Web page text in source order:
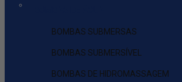
BOMBAS SUBMERSAS
BOMBAS SUBMERSÍVEL
BOMBAS DE HIDROMASSAGEM